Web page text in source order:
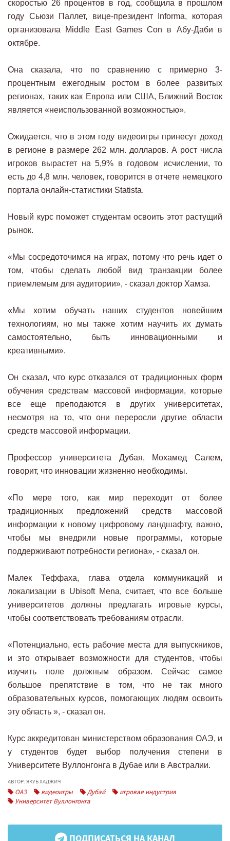
скоростью 26 процентов в год, сообщила в прошлом
году Сьюзи Паллет, вице-президент Informa, которая
организовала Middle East Games Con в Абу-Даби в
октябре.
Она сказала, что по сравнению с примерно 3-
процентным ежегодным ростом в более развитых
регионах, таких как Европа или США, Ближний Восток
является «неиспользованной возможностью».
Ожидается, что в этом году видеоигры принесут доход
в регионе в размере 262 млн. долларов. А рост числа
игроков вырастет на 5,9% в годовом исчислении, то
есть до 4,8 млн. человек, говорится в отчете немецкого
портала онлайн-статистики Statista.
Новый курс поможет студентам освоить этот растущий
рынок.
«Мы сосредоточимся на играх, потому что речь идет о
том, чтобы сделать любой вид транзакции более
приемлемым для аудитории», - сказал доктор Хамза.
«Мы хотим обучать наших студентов новейшим
технологиям, но мы также хотим научить их думать
самостоятельно, быть инновационными и
креативными».
Он сказал, что курс отказался от традиционных форм
обучения средствам массовой информации, которые
все еще преподаются в других университетах,
несмотря на то, что они переросли другие области
средств массовой информации.
Профессор университета Дубая, Мохамед Салем,
говорит, что инновации жизненно необходимы.
«По мере того, как мир переходит от более
традиционных предложений средств массовой
информации к новому цифровому ландшафту, важно,
чтобы мы внедрили новые программы, которые
поддерживают потребности региона», - сказал он.
Малек Теффаха, глава отдела коммуникаций и
локализации в Ubisoft Mena, считает, что все больше
университетов должны предлагать игровые курсы,
чтобы соответствовать требованиям отрасли.
«Потенциально, есть рабочие места для выпускников,
и это открывает возможности для студентов, чтобы
изучить поле должным образом. Сейчас самое
большое препятствие в том, что не так много
образовательных курсов, помогающих людям освоить
эту область », - сказал он.
Курс аккредитован министерством образования ОАЭ, и
у студентов будет выбор получения степени в
Университете Вуллонгонга в Дубае или в Австралии.
АВТОР: ЯКУБ ХАДЖИЧ
ОАЭ видеоигры Дубай
игровая индустрия
Университет Вуллонгонга
ПОДПИСАТЬСЯ НА КАНАЛ